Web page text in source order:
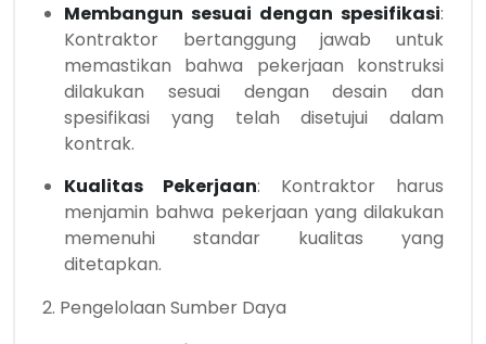
Membangun sesuai dengan spesifikasi:
Kontraktor bertanggung jawab untuk
memastikan bahwa pekerjaan konstruksi
dilakukan sesuai dengan desain dan
spesifikasi yang telah disetujui dalam
kontrak.
Kualitas Pekerjaan: Kontraktor harus
menjamin bahwa pekerjaan yang dilakukan
memenuhi standar kualitas yang
ditetapkan.
2. Pengelolaan Sumber Daya